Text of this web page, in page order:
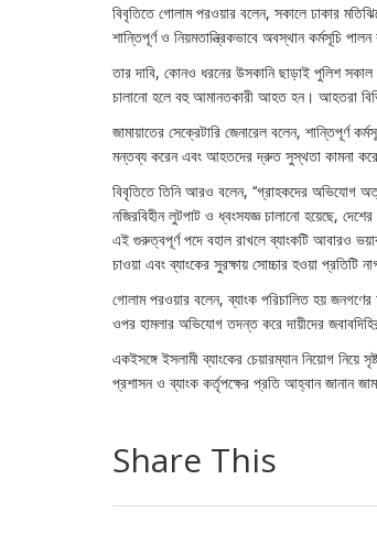
বিবৃতিতে গোলাম পরওয়ার বলেন, সকালে ঢাকার
শান্তিপূর্ণ ও নিয়মতান্ত্রিকভাবে অবস্থান কর্মসূচি
তার দাবি, কোনও ধরনের উসকানি ছাড়াই পুলিশ সকাল
চালানো হলে বহু আমানতকারী আহত হন। আহতরা
জামায়াতের সেক্রেটারি জেনারেল বলেন, শান্তিপূর্ণ
মন্তব্য করেন এবং আহতদের দ্রুত সুস্থতা কামনা
বিবৃতিতে তিনি আরও বলেন, ‘‘গ্রাহকদের অভিযোগ
নজিরবিহীন লুটপাট ও ধ্বংসযজ্ঞ চালানো হয়েছে,
এই গুরুত্বপূর্ণ পদে বহাল রাখলে ব্যাংকটি আবারও
চাওয়া এবং ব্যাংকের সুরক্ষায় সোচ্চার হওয়া প্রতিটি
গোলাম পরওয়ার বলেন, ব্যাংক পরিচালিত হয়
ওপর হামলার অভিযোগ তদন্ত করে দায়ীদের
একইসঙ্গে ইসলামী ব্যাংকের চেয়ারম্যান নিয়োগ
প্রশাসন ও ব্যাংক কর্তৃপক্ষের প্রতি আহ্বান জানান
Share This